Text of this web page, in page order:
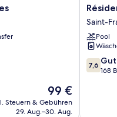
Der
Preis
beträgt
99 €
Steuern & Gebühren
29. Aug.–30. Aug.
Le
Vallon
Saint-
François
Saint-
Pool
7.6
von
7,6 Gut
168